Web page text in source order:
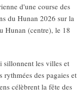
d'une course des
du Hunan 2026 sur la
Hunan (centre), le 18
sillonnent les villes et
rythmées des pagaies et
célèbrent la fête des